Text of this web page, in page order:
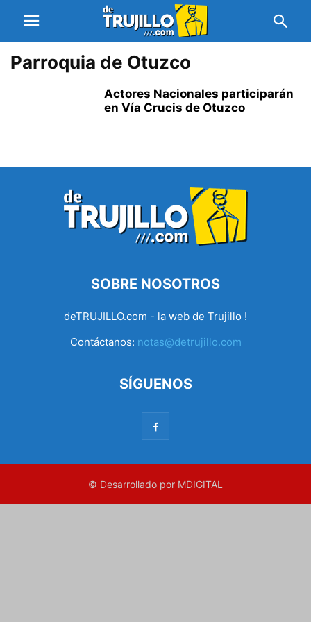
Parroquia de Otuzco
Actores Nacionales participarán
en Vía Crucis de Otuzco
SOBRE NOSOTROS
deTRUJILLO.com - la web de Trujillo !
Contáctanos: notas@detrujillo.com
SÍGUENOS
© Desarrollado por MDIGITAL